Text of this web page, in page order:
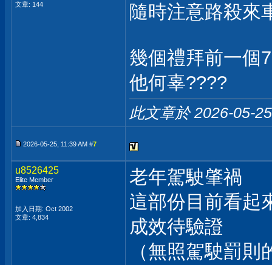
文章: 144
隨時注意路殺來
幾個禮拜前一個
他何辜????
此文章於 2026-05-
2026-05-25, 11:39 AM #7
u8526425
Elite Member
加入日期: Oct 2002
文章: 4,834
老年駕駛肇禍
這部份目前看起
成效待驗證
（無照駕駛罰